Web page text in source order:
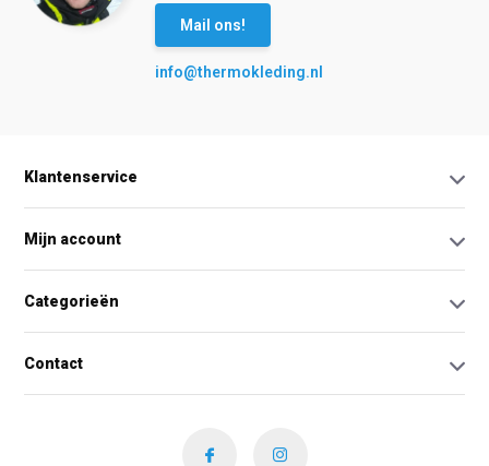
Mail ons!
info@thermokleding.nl
Klantenservice
Mijn account
Categorieën
Contact